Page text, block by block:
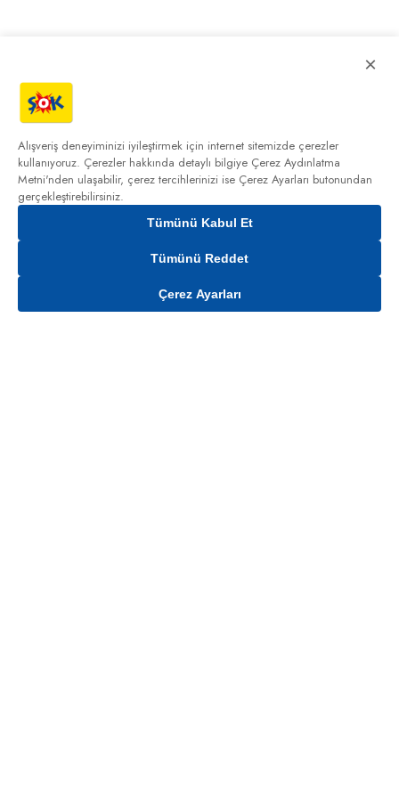
Gelince Haber Ver
×
Alışveriş deneyiminizi iyileştirmek için internet sitemizde çerezler
kullanıyoruz. Çerezler hakkında detaylı bilgiye Çerez Aydınlatma
Metni'nden ulaşabilir, çerez tercihlerinizi ise Çerez Ayarları butonundan
gerçekleştirebilirsiniz.
Tümünü Kabul Et
Tümünü Reddet
Çerez Ayarları